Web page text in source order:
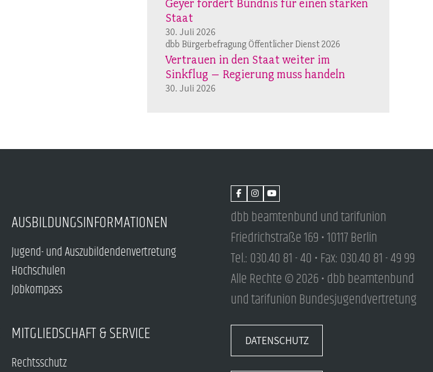
Geyer fordert Bündnis für einen starken
Staat
30. Juli 2026
dbb Bürgerbefragung Öffentlicher Dienst 2026
Vertrauen in den Staat weiter im
Sinkflug – Regierung muss handeln
30. Juli 2026
AUSBILDUNGSINFORMATIONEN
Jugend- und Auszubildendenvertretung
Hochschulen
Jobkompass
MITGLIEDSCHAFT & SERVICE
Rechtsschutz
dbb beamtenbund und tarifunion
Friedrichstraße 169 • 10117 Berlin
Tel.: 030.40 81 - 40 • Fax: 030.40 81 - 49 99
Alle Rechte © 2026 • dbb beamtenbund
und tarifunion Bundesjugendvertretung
DATENSCHUTZ